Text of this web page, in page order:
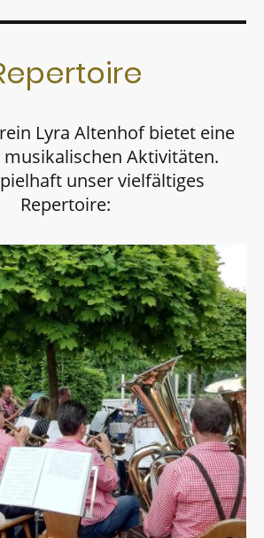
Lyra Altenhof bietet eine
musikalischen Aktivitäten.
unser vielfältiges
Repertoire: